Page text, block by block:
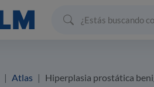
Atlas Hiperplasia prostática